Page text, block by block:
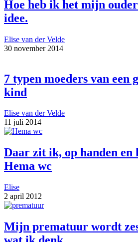
Hoe heb ik het mijn
idee.
Elise van der Velde
30 november 2014
7 typen moeders van een
kind
Elise van der Velde
11 juli 2014
Daar zit ik, op handen en
Hema wc
Elise
2 april 2012
Mijn prematuur wordt